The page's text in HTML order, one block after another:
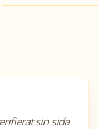
sin sida